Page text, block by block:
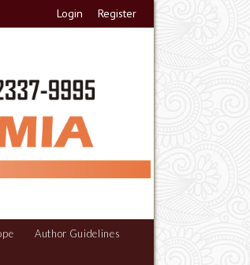
Login Register
Author Guidelines